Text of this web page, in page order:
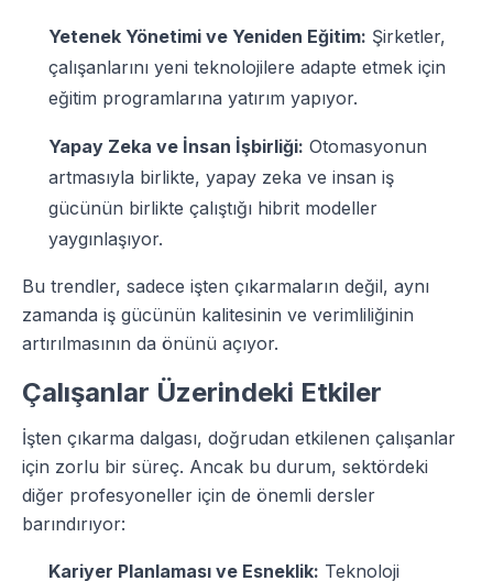
Yetenek Yönetimi ve Yeniden Eğitim: Şirketler,
çalışanlarını yeni teknolojilere adapte etmek için
eğitim programlarına yatırım yapıyor.
Yapay Zeka ve İnsan İşbirliği: Otomasyonun
artmasıyla birlikte, yapay zeka ve insan iş
gücünün birlikte çalıştığı hibrit modeller
yaygınlaşıyor.
Bu trendler, sadece işten çıkarmaların değil, aynı
zamanda iş gücünün kalitesinin ve verimliliğinin
artırılmasının da önünü açıyor.
Çalışanlar Üzerindeki Etkiler
İşten çıkarma dalgası, doğrudan etkilenen çalışanlar
için zorlu bir süreç. Ancak bu durum, sektördeki
diğer profesyoneller için de önemli dersler
barındırıyor:
Kariyer Planlaması ve Esneklik: Teknoloji